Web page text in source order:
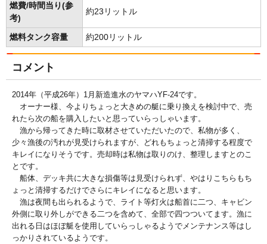
燃費/時間当り(参
考)
約23リットル
燃料タンク容量 約200リットル
コメント
2014年（平成26年）1月新造進水のヤマハYF-24です。
オーナー様、今よりちょっと大きめの艇に乗り換えを検討中で、売
れたら次の船を購入したいと思っていらっしゃいます。
漁から帰ってきた時に取材させていただいたので、私物が多く、
少々漁後の汚れが見受けられますが、どれもちょっと清掃する程度で
キレイになりそうです。売却時は私物は取りのけ、整理しますとのこ
とです。
船体、デッキ共に大きな損傷等は見受けられず、やはりこちらもち
ょっと清掃するだけでさらにキレイになると思います。
漁は夜間も出られるようで、ライト等灯火は船首に二つ、キャビン
外側に取り外しができる二つを含めて、全部で四つついてます。漁に
出れる日はほぼ艇を使用していらっしゃるようでメンテナンス等はし
っかりされているようです。